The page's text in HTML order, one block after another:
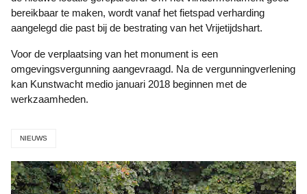
bereikbaar te maken, wordt vanaf het fietspad verharding
aangelegd die past bij de bestrating van het Vrijetijdshart.
Voor de verplaatsing van het monument is een
omgevingsvergunning aangevraagd. Na de vergunningverlening
kan Kunstwacht medio januari 2018 beginnen met de
werkzaamheden.
NIEUWS